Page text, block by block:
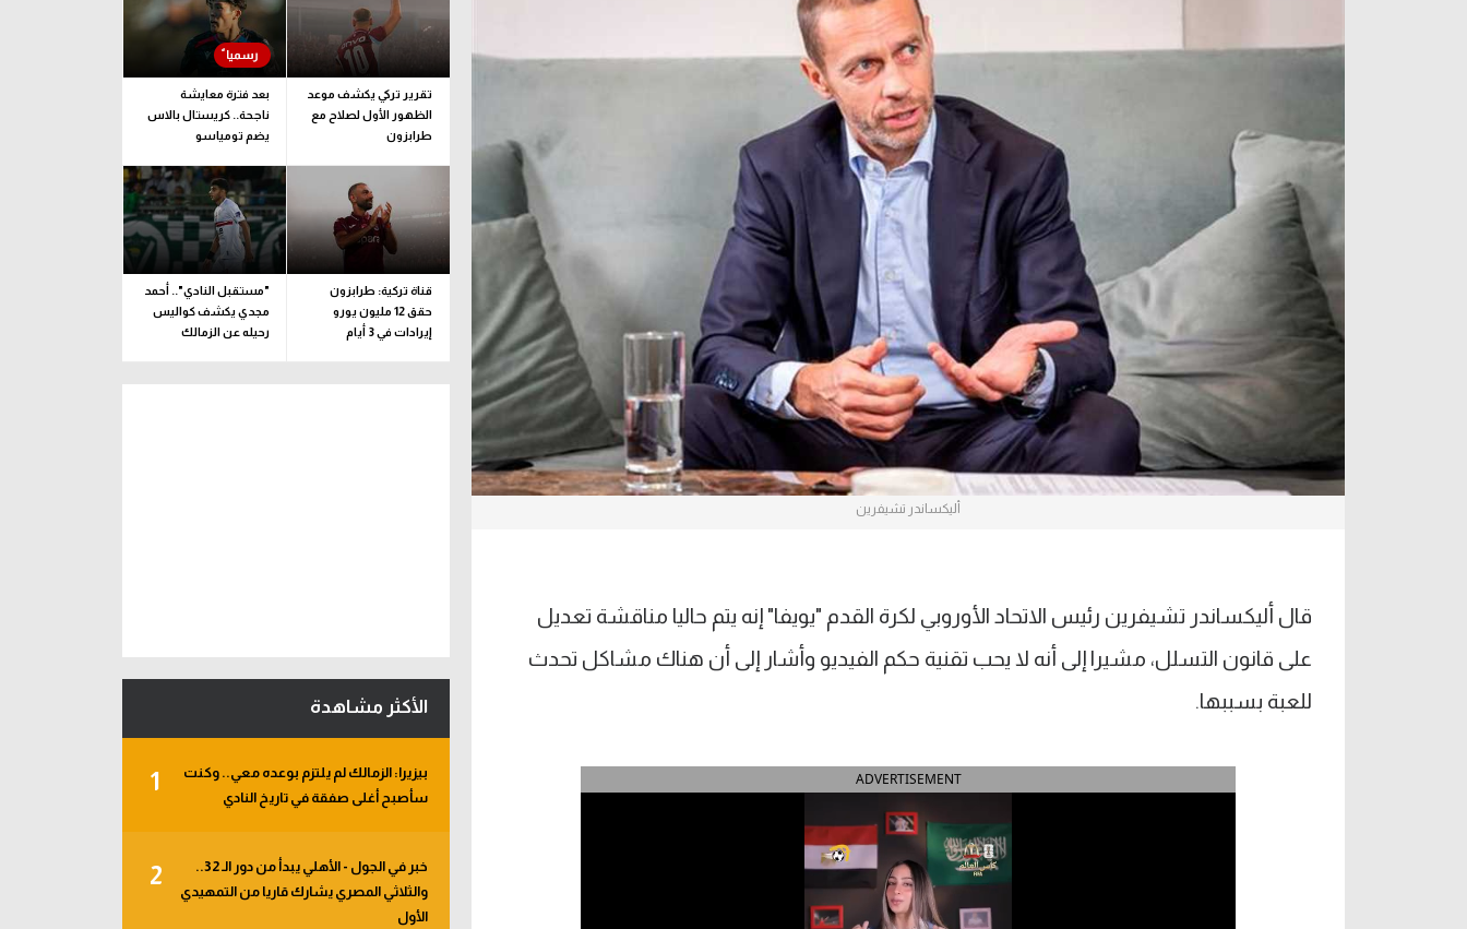
الدوري السعودي للمحترفين
دوري أبطال إفريقيا
كل البطولات
أمريكا
أليكساندر تشيفرين
قال أليكساندر تشيفرين رئيس الاتحاد الأوروبي لكرة القدم "يويفا" إنه يتم حاليا مناقشة تعديل
على قانون التسلل، مشيرا إلى أنه لا يحب تقنية حكم الفيديو وأشار إلى أن هناك مشاكل تحدث
للعبة بسببها.
ADVERTISEMENT
تقرير تركي يكشف موعد
الظهور الأول لصلاح مع
طرابزون
بعد فترة معايشة
ناجحة.. كريستال بالاس
يضم تومياسو
قناة تركية: طرابزون
حقق 12 مليون يورو
إيرادات في 3 أيام
"مستقبل النادي".. أحمد
مجدي يكشف كواليس
رحيله عن الزمالك
الأكثر مشاهدة
1
بيزيرا: الزمالك لم يلتزم بوعده معي.. وكنت
سأصبح أغلى صفقة في تاريخ النادي
2
خبر في الجول - الأهلي يبدأ من دور الـ 32..
والثلاثي المصري يشارك قاريا من التمهيدي
الأول